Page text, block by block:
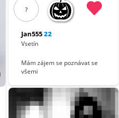
?
Jan55522
Vsetín
Mám zájem se poznávat se
všemi